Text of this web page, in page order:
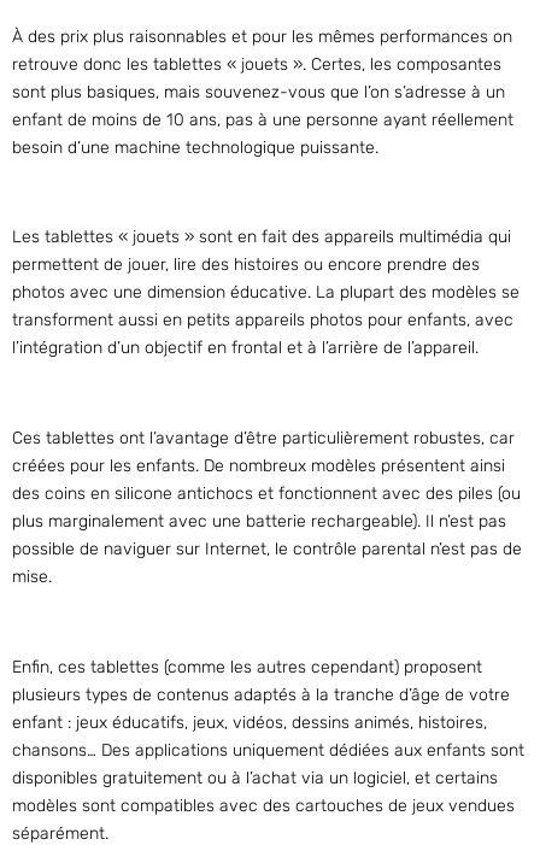
À des prix plus raisonnables et pour les mêmes performances on
retrouve donc les tablettes « jouets ». Certes, les composantes
sont plus basiques, mais souvenez-vous que l’on s’adresse à un
enfant de moins de 10 ans, pas à une personne ayant réellement
besoin d’une machine technologique puissante.
Les tablettes « jouets » sont en fait des appareils multimédia qui
permettent de jouer, lire des histoires ou encore prendre des
photos avec une dimension éducative. La plupart des modèles se
transforment aussi en petits appareils photos pour enfants, avec
l’intégration d’un objectif en frontal et à l’arrière de l’appareil.
Ces tablettes ont l’avantage d’être particulièrement robustes, car
créées pour les enfants. De nombreux modèles présentent ainsi
des coins en silicone antichocs et fonctionnent avec des piles (ou
plus marginalement avec une batterie rechargeable). Il n’est pas
possible de naviguer sur Internet, le contrôle parental n’est pas de
mise.
Enfin, ces tablettes (comme les autres cependant) proposent
plusieurs types de contenus adaptés à la tranche d’âge de votre
enfant : jeux éducatifs, jeux, vidéos, dessins animés, histoires,
chansons… Des applications uniquement dédiées aux enfants sont
disponibles gratuitement ou à l’achat via un logiciel, et certains
modèles sont compatibles avec des cartouches de jeux vendues
séparément.